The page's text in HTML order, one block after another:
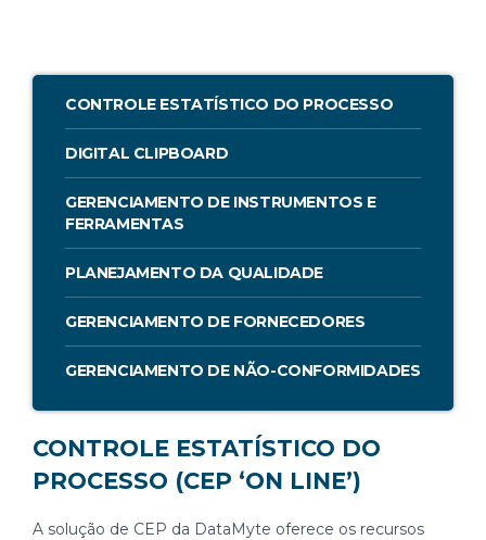
CONTROLE ESTATÍSTICO DO PROCESSO
DIGITAL CLIPBOARD
GERENCIAMENTO DE INSTRUMENTOS E
FERRAMENTAS
PLANEJAMENTO DA QUALIDADE
GERENCIAMENTO DE FORNECEDORES
GERENCIAMENTO DE NÃO-CONFORMIDADES
CONTROLE ESTATÍSTICO DO
PROCESSO (CEP ‘ON LINE’)
A solução de CEP da DataMyte oferece os recursos